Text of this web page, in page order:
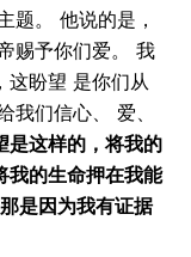
题。 他说的是，
赐予你们爱。 我
这盼望 是你们从
我们信心、 爱、
是这样的，将我的
我的生命押在我能
是因为我有证据